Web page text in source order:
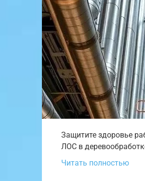
Защитите здоровье
ЛОС в
Читать полностью